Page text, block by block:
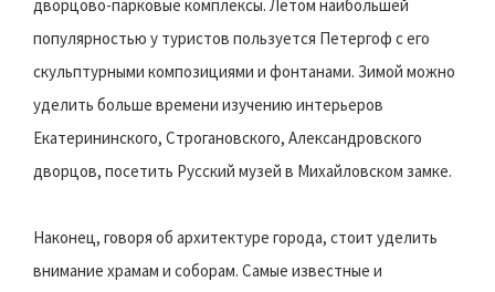
дворцово-парковые комплексы. Летом наибольшей
популярностью у туристов пользуется Петергоф с его
скульптурными композициями и фонтанами. Зимой можно
уделить больше времени изучению интерьеров
Екатерининского, Строгановского, Александровского
дворцов, посетить Русский музей в Михайловском замке.
Наконец, говоря об архитектуре города, стоит уделить
внимание храмам и соборам. Самые известные и